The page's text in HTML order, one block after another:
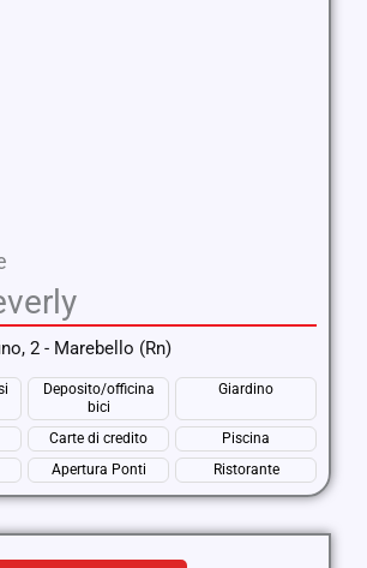
2 - Marebello (Rn)
Deposito/officina
bici
Giardino
Carte di credito
Piscina
Apertura Ponti Ristorante